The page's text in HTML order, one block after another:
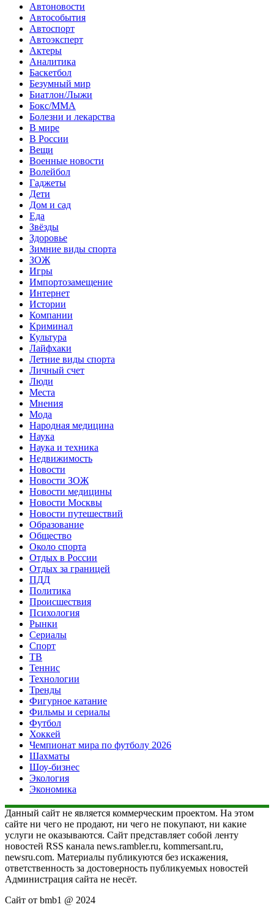
Автоновости
Автособытия
Автоспорт
Автоэксперт
Актеры
Аналитика
Баскетбол
Безумный мир
Биатлон/Лыжи
Бокс/MMA
Болезни и лекарства
В мире
В России
Вещи
Военные новости
Волейбол
Гаджеты
Дети
Дом и сад
Еда
Звёзды
Здоровье
Зимние виды спорта
ЗОЖ
Игры
Импортозамещение
Интернет
Истории
Компании
Криминал
Культура
Лайфхаки
Летние виды спорта
Личный счет
Люди
Места
Мнения
Мода
Народная медицина
Наука
Наука и техника
Недвижимость
Новости
Новости ЗОЖ
Новости медицины
Новости Москвы
Новости путешествий
Образование
Общество
Около спорта
Отдых в России
Отдых за границей
ПДД
Политика
Происшествия
Психология
Рынки
Сериалы
Спорт
ТВ
Теннис
Технологии
Тренды
Фигурное катание
Фильмы и сериалы
Футбол
Хоккей
Чемпионат мира по футболу 2026
Шахматы
Шоу-бизнес
Экология
Экономика
Данный сайт не является коммерческим проектом. На этом
сайте ни чего не продают, ни чего не покупают, ни какие
услуги не оказываются. Сайт представляет собой ленту
новостей RSS канала news.rambler.ru, kommersant.ru,
newsru.com. Материалы публикуются без искажения,
ответственность за достоверность публикуемых новостей
Администрация сайта не несёт.
Сайт от bmb1 @ 2024